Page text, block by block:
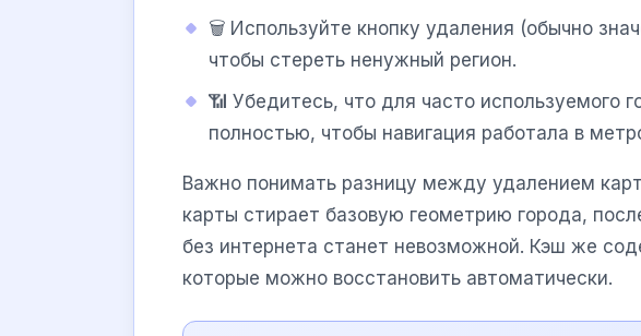
🗑️ Используйте кнопку удаления (обычно
чтобы стереть ненужный регион.
📶 Убедитесь, что для часто используемого
полностью, чтобы навигация работала в
Важно понимать разницу между удалением
карты стирает базовую геометрию города,
без интернета станет невозможной. Кэш же
которые можно восстановить автоматически.